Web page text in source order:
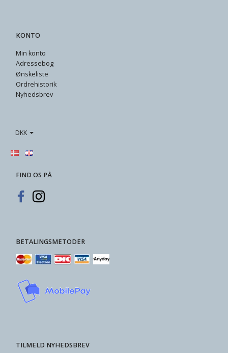
KONTO
Min konto
Adressebog
Ønskeliste
Ordrehistorik
Nyhedsbrev
DKK
FIND OS PÅ
BETALINGSMETODER
TILMELD NYHEDSBREV